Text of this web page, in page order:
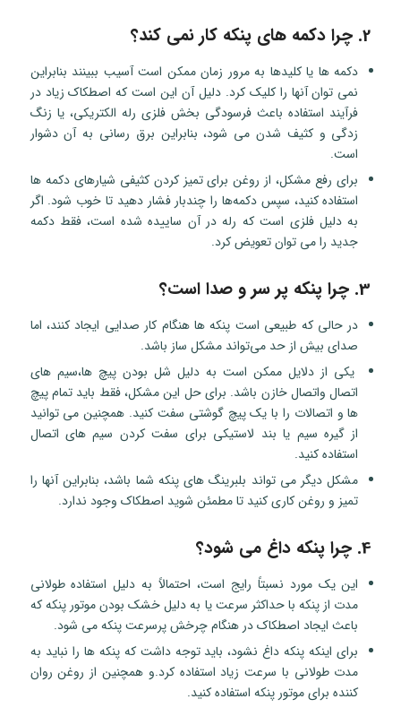
2. چرا دکمه های پنکه کار نمی کند؟
دکمه ها یا کلیدها به مرور زمان ممکن است آسیب ببینند بنابراین
نمی توان آنها را کلیک کرد. دلیل آن این است که اصطکاک زیاد در
فرآیند استفاده باعث فرسودگی بخش فلزی رله الکتریکی، یا زنگ
زدگی و کثیف شدن می شود، بنابراین برق رسانی به آن دشوار
است.
برای رفع مشکل، از روغن برای تمیز کردن کثیفی شیارهای دکمه ها
استفاده کنید، سپس دکمه‌ها را چندبار فشار دهید تا خوب شود. اگر
به دلیل فلزی است که رله در آن ساییده شده است، فقط دکمه
جدید را می توان تعویض کرد.
3. چرا پنکه پر سر و صدا است؟
در حالی که طبیعی است پنکه ها هنگام کار صدایی ایجاد کنند، اما
صدای بیش از حد می‌تواند مشکل ساز باشد.
یکی از دلایل ممکن است به دلیل شل بودن پیچ ها،سیم های
اتصال واتصال خازن باشد. برای حل این مشکل، فقط باید تمام پیچ
ها و اتصالات را با یک پیچ گوشتی سفت کنید. همچنین می توانید
از گیره سیم یا بند لاستیکی برای سفت کردن سیم های اتصال
استفاده کنید.
مشکل دیگر می تواند بلبرینگ های پنکه شما باشد، بنابراین آنها را
تمیز و روغن کاری کنید تا مطمئن شوید اصطکاک وجود ندارد.
4. چرا پنکه داغ می شود؟
این یک مورد نسبتاً رایج است، احتمالاً به دلیل استفاده طولانی
مدت از پنکه با حداکثر سرعت یا به دلیل خشک بودن موتور پنکه که
باعث ایجاد اصطکاک در هنگام چرخش پرسرعت پنکه می شود.
برای اینکه پنکه داغ نشود، باید توجه داشت که پنکه ها را نباید به
مدت طولانی با سرعت زیاد استفاده کرد.و همچنین از روغن روان
کننده برای موتور پنکه استفاده کنید.